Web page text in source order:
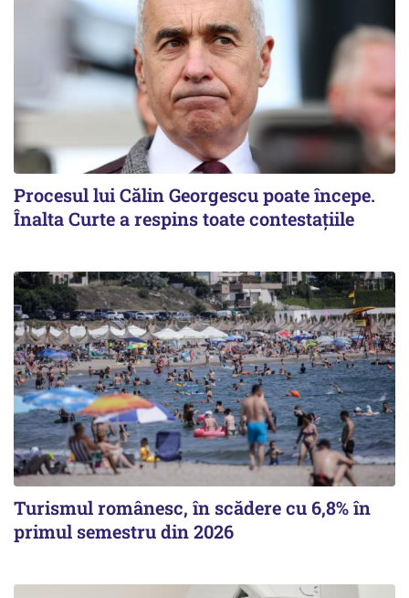
Procesul lui Călin Georgescu poate începe.
Înalta Curte a respins toate contestațiile
Turismul românesc, în scădere cu 6,8% în
primul semestru din 2026